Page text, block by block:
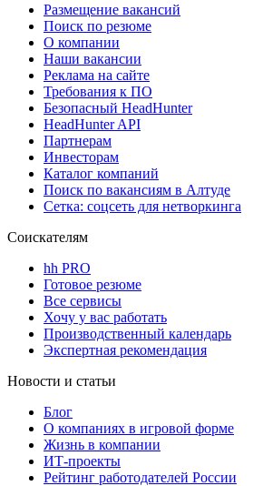
Размещение вакансий
Поиск по резюме
О компании
Наши вакансии
Реклама на сайте
Требования к ПО
Безопасный HeadHunter
HeadHunter API
Партнерам
Инвесторам
Каталог компаний
Поиск по вакансиям в Алтуде
Сетка: соцсеть для нетворкинга
Соискателям
hh PRO
Готовое резюме
Все сервисы
Хочу у вас работать
Производственный календарь
Экспертная рекомендация
Новости и статьи
Блог
О компаниях в игровой форме
Жизнь в компании
ИТ-проекты
Рейтинг работодателей России